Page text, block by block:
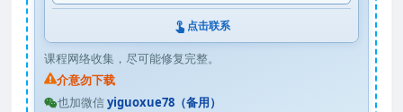
点击联系
课程网络收集，尽可能修复完整。
介意勿下载
也加微信yiguoxue78（备用）